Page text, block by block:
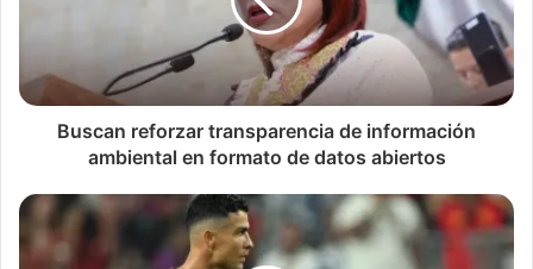
Buscan reforzar transparencia de información
ambiental en formato de datos abiertos